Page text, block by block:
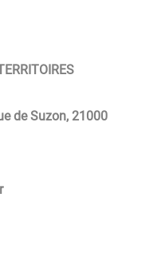
de Suzon, 21000